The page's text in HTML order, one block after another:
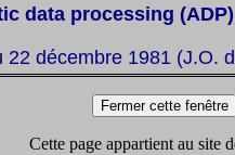
data processing (ADP)
22 décembre 1981 (J.O.
Cette page appartient au site